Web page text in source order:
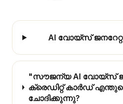
AI വോയ്‌സ്
"സൗജന്യ AI വോയ്‌സ്
ക്രെഡിറ്റ് കാർഡ്
ചോദിക്കുന്നു?